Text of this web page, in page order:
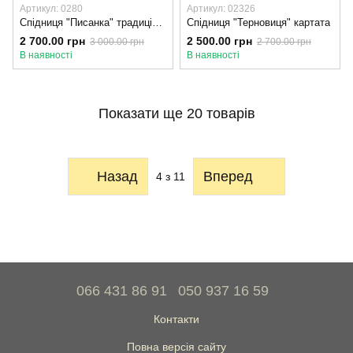
Артикул: 0280
2 700.00 грн 3 000.00 грн
В наявності
Артикул: 02326
Спідниця "Терновиця" картата
2 500.00 грн 2 700.00 грн
В наявності
Показати ще 20 товарів
Назад 4 з 11 Вперед
066 431 86 91 050 937 16 59
Контакти
Повна версія сайту